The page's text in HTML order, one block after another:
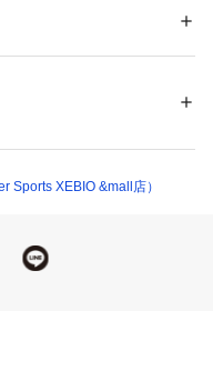
面ファスナーとゴムシ
新色が登場。内外非対
しダッシュをサポー
。
Sports XEBIO &mall店）